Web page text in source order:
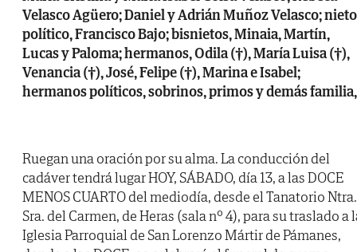
Velasco Agüero; Daniel y Adrián Muñoz Velasco; nieto
político, Francisco Bajo; bisnietos, Minaia, Martín,
Lucas y Paloma; hermanos, Odila (†), María Luisa (†),
Venancia (†), José, Felipe (†), Marina e Isabel;
hermanos políticos, sobrinos, primos y demás familia,
Ruegan una oración por su alma. La conducción del
cadáver tendrá lugar HOY, SÁBADO, día 13, a las DOCE
MENOS CUARTO del mediodía, desde el Tanatorio Ntra.
Sra. del Carmen, de Heras (sala nº 4), para su traslado a
Iglesia Parroquial de San Lorenzo Mártir de Pámanes,